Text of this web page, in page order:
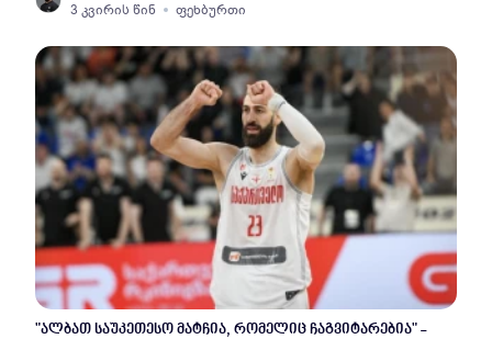
3 კვირის წინ
ფეხბურთი
"ალბათ საუკეთესო მატჩია, რომელიც ჩაგვიტარებია" -